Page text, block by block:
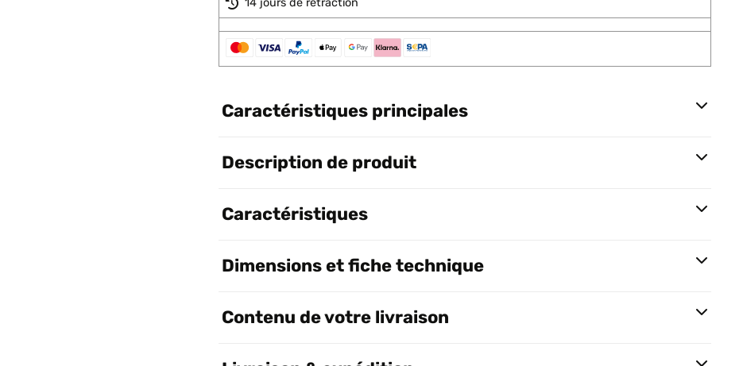
14 jours de rétraction
Caractéristiques principales
Description de produit
Caractéristiques
Dimensions et fiche technique
Contenu de votre livraison